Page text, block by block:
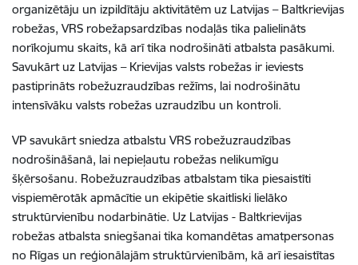
organizētāju un izpildītāju aktivitātēm uz Latvijas – Baltkrievijas
robežas, VRS robežapsardzības nodaļās tika palielināts
norīkojumu skaits, kā arī tika nodrošināti atbalsta pasākumi.
Savukārt uz Latvijas – Krievijas valsts robežas ir ieviests
pastiprināts robežuzraudzības režīms, lai nodrošinātu
intensīvāku valsts robežas uzraudzību un kontroli.
VP savukārt sniedza atbalstu VRS robežuzraudzības
nodrošināšanā, lai nepieļautu robežas nelikumīgu
šķērsošanu. Robežuzraudzības atbalstam tika piesaistīti
vispiemērotāk apmācītie un ekipētie skaitliski lielāko
struktūrvienību nodarbinātie. Uz Latvijas - Baltkrievijas
robežas atbalsta sniegšanai tika komandētas amatpersonas
no Rīgas un reģionālajām struktūrvienībām, kā arī iesaistītas